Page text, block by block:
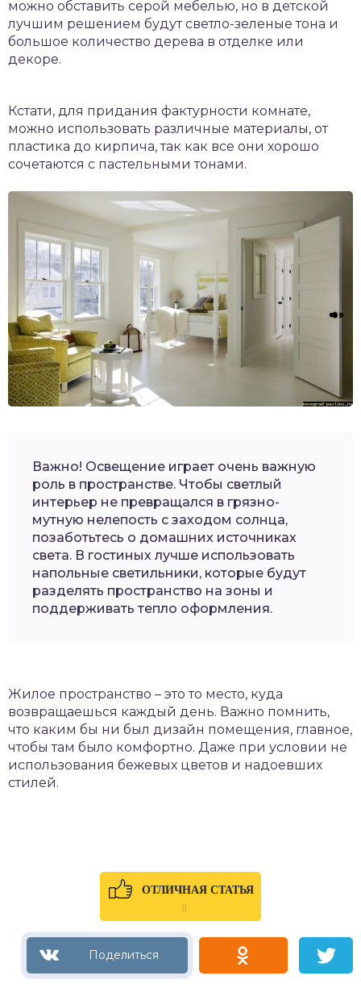
можно обставить серой мебелью, но в детской
лучшим решением будут светло-зеленые тона и
большое количество дерева в отделке или
декоре.
Кстати, для придания фактурности комнате,
можно использовать различные материалы, от
пластика до кирпича, так как все они хорошо
сочетаются с пастельными тонами.
Важно! Освещение играет очень важную
роль в пространстве. Чтобы светлый
интерьер не превращался в грязно-
мутную нелепость с заходом солнца,
позаботьтесь о домашних источниках
света. В гостиных лучше использовать
напольные светильники, которые будут
разделять пространство на зоны и
поддерживать тепло оформления.
Жилое пространство – это то место, куда
возвращаешься каждый день. Важно помнить,
что каким бы ни был дизайн помещения, главное,
чтобы там было комфортно. Даже при условии не
использования бежевых цветов и надоевших
стилей.
ОТЛИЧНАЯ СТАТЬЯ
0